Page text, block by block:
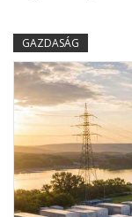
GAZDASÁG